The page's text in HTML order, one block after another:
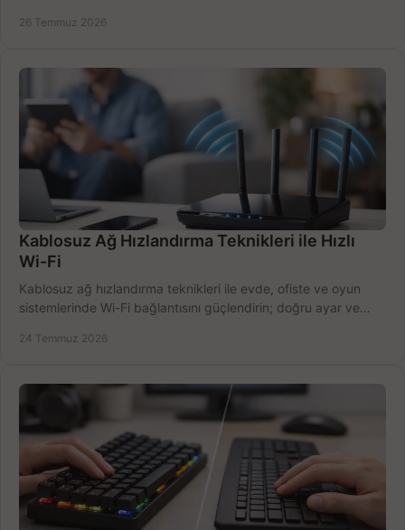
26 Temmuz 2026
Kablosuz Ağ Hızlandırma Teknikleri ile Hızlı
Wi-Fi
Kablosuz ağ hızlandırma teknikleri ile evde, ofiste ve oyun
sistemlerinde Wi-Fi bağlantısını güçlendirin; doğru ayar ve
24 Temmuz 2026